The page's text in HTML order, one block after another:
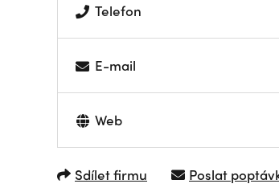
Telefon
E-mail
Web
Sdílet firmu Poslat